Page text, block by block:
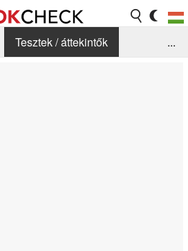
Tesztek / áttekintők
...